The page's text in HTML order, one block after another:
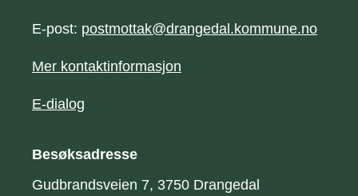
E-post: postmottak@drangedal.kommune.no
Mer kontaktinformasjon
E-dialog
Besøksadresse
Gudbrandsveien 7, 3750 Drangedal